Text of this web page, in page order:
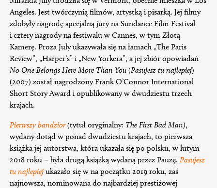
Angeles. Jest twórczynią filmów, artystką i pisarką. Jej filmy
zdobyły nagrodę specjalną jury na Sundance Film Festival
i cztery nagrody na festiwalu w Cannes, w tym Złotą
Kamerę. Proza July ukazywała się na łamach „The Paris
Review”, „Harper’s” i „New Yorkera”, a jej zbiór opowiadań
No One Belongs Here More Than You (Pasujesz tu najlepiej)
(2007) został nagrodzony Frank O’Connor International
Short Story Award i opublikowany w dwudziestu trzech
krajach.
Pierwszy bandzior(tytuł oryginalny: The First Bad Man),
wydany dotąd w ponad dwudziestu krajach, to pierwsza
książka jej autorstwa, która ukazała się po polsku, w lutym
2018 roku – była drugą książką wydaną przez Pauzę. Pasujesz
tu najlepiej ukazało się w na początku 2019 roku, zaś
najnowsza, nominowana do najbardziej prestiżowej